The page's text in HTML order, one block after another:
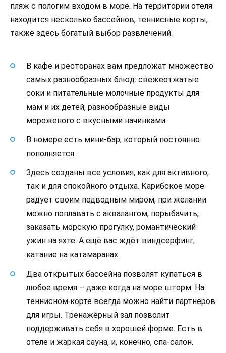
пляж с пологим входом в море. На территории отеля
находится несколько бассейнов, теннисные корты,
также здесь богатый выбор развлечений.
В кафе и ресторанах вам предложат множество
самых разнообразных блюд: свежеотжатые
соки и питательные молочные продукты для
мам и их детей, разнообразные виды
мороженого с вкусными начинками.
В номере есть мини-бар, который постоянно
пополняется.
Здесь созданы все условия, как для активного,
так и для спокойного отдыха. Карибское море
радует своим подводным миром, при желании
можно поплавать с аквалангом, порыбачить,
заказать морскую прогулку, романтический
ужин на яхте. А ещё вас ждёт виндсерфинг,
катание на катамаранах.
Два открытых бассейна позволят купаться в
любое время – даже когда на море шторм. На
теннисном корте всегда можно найти партнёров
для игры. Тренажёрный зал позволит
поддерживать себя в хорошей форме. Есть в
отеле и жаркая сауна, и, конечно, спа-салон.